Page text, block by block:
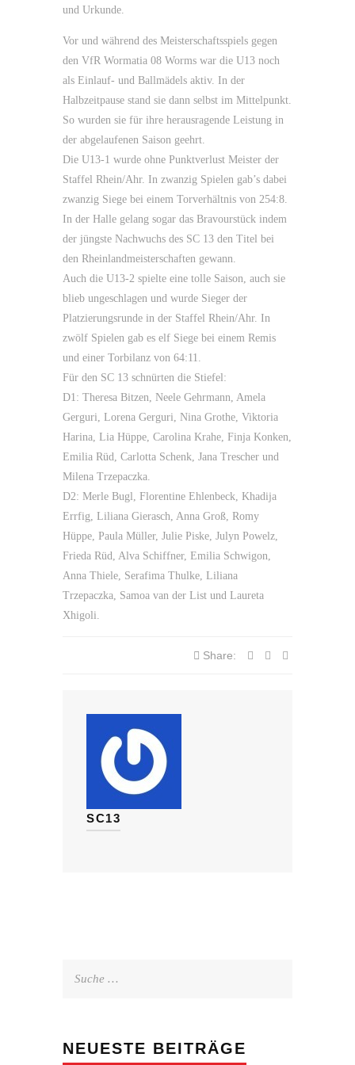
und Urkunde.
Vor und während des Meisterschaftsspiels gegen
den VfR Wormatia 08 Worms war die U13 noch
als Einlauf- und Ballmädels aktiv. In der
Halbzeitpause stand sie dann selbst im Mittelpunkt.
So wurden sie für ihre herausragende Leistung in
der abgelaufenen Saison geehrt.
Die U13-1 wurde ohne Punktverlust Meister der
Staffel Rhein/Ahr. In zwanzig Spielen gab’s dabei
zwanzig Siege bei einem Torverhältnis von 254:8.
In der Halle gelang sogar das Bravourstück indem
der jüngste Nachwuchs des SC 13 den Titel bei
den Rheinlandmeisterschaften gewann.
Auch die U13-2 spielte eine tolle Saison, auch sie
blieb ungeschlagen und wurde Sieger der
Platzierungsrunde in der Staffel Rhein/Ahr. In
zwölf Spielen gab es elf Siege bei einem Remis
und einer Torbilanz von 64:11.
Für den SC 13 schnürten die Stiefel:
D1: Theresa Bitzen, Neele Gehrmann, Amela
Gerguri, Lorena Gerguri, Nina Grothe, Viktoria
Harina, Lia Hüppe, Carolina Krahe, Finja Konken,
Emilia Rüd, Carlotta Schenk, Jana Trescher und
Milena Trzepaczka.
D2: Merle Bugl, Florentine Ehlenbeck, Khadija
Errfig, Liliana Gierasch, Anna Groß, Romy
Hüppe, Paula Müller, Julie Piske, Julyn Powelz,
Frieda Rüd, Alva Schiffner, Emilia Schwigon,
Anna Thiele, Serafima Thulke, Liliana
Trzepaczka, Samoa van der List und Laureta
Xhigoli.
Share:
SC13
NEUESTE BEITRÄGE